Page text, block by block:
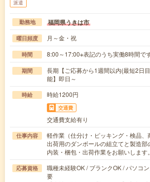
派遣
勤務地 福岡県うきは市
曜日頻度 月～金・祝
時間 8:00～17:00※表記のうち実働8時間です
期間
長期【ご応募から1週間以内(最短2日
能】即日～
時給 時給1200円
交通費
交通費支給有り
仕事内容
軽作業（仕分け・ピッキング・検品、
出荷用のダンボールの組立てと製造
内装・梱包・出荷作業をお願いしま
応募資格
職種未経験OK / ブランクOK / パソコ
要